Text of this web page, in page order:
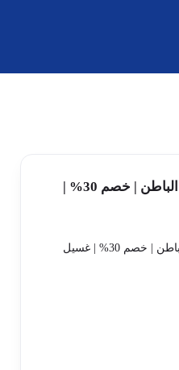
أفضل مغسلة سجاد بحفر الباطن | خصم 30% |